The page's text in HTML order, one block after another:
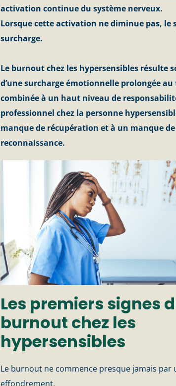
activation continue du système nerveux.
Lorsque cette activation ne diminue pas, le
surcharge.
Le burnout chez les hypersensibles résulte
d’une surcharge émotionnelle prolongée
combinée à un haut niveau de
professionnel chez la personne
manque de récupération et à un manque de
reconnaissance.
Les premiers signes
burnout chez les
hypersensibles
Le burnout ne commence presque jamais par
effondrement.